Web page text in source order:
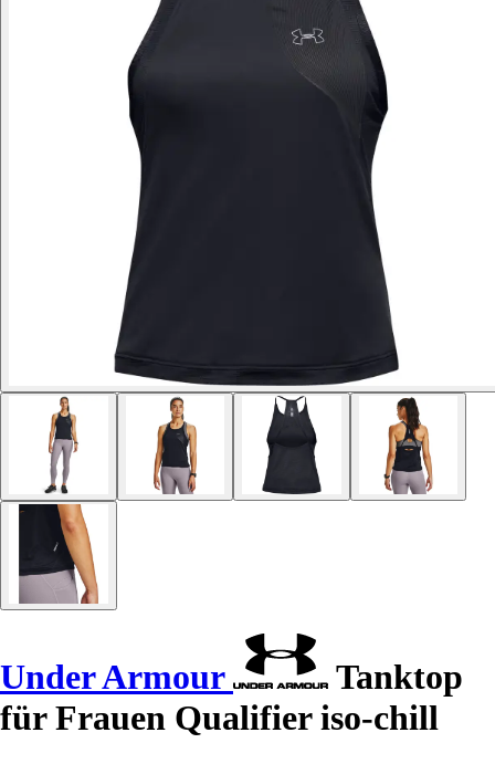
Under Armour
Tanktop
für Frauen Qualifier iso-chill